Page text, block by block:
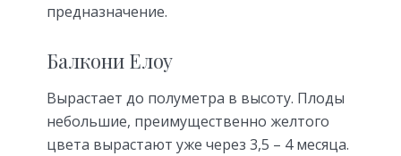
предназначение.
Балкони Елоу
Вырастает до полуметра в высоту. Плоды
небольшие, преимущественно желтого
цвета вырастают уже через 3,5 – 4 месяца.